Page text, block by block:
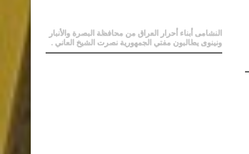
النشامى أبناء أحرار العراق من محافظة البصرة والأنبار
ونينوى يطالبون مفتي الجمهورية نصرت الشيخ العاني .